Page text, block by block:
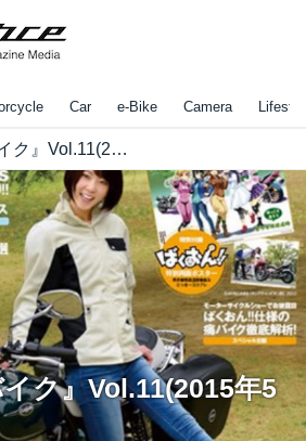
Car e-Bike Camera
『スマイルバイク』Vol.11(2015年5月7日)
ク』Vol.11(2015年5